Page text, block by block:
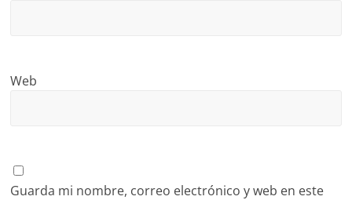
Web
Guarda mi nombre, correo electrónico y web en este